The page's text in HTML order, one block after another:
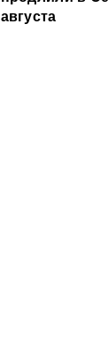
августа